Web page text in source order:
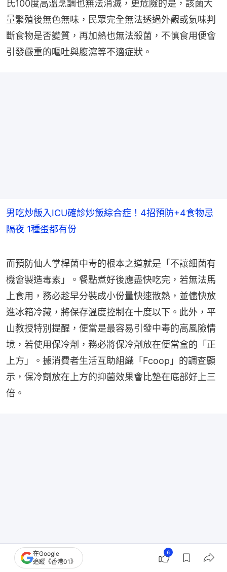
氏100度高溫烹調也無法消滅，更危險的是，該菌大
量繁殖後無色無味，民眾完全無法透過外觀或氣味判
斷食物是否變質，再加熱也無法殺菌，不慎食用便會
引發嚴重的嘔吐與腹瀉等不適症狀。
男吃炒飯入ICU確診炒飯綜合症！4招預防+4食物忌
隔夜 1種蛋都有份
而預防仙人掌桿菌中毒的根本之道就是「不讓細菌有
機會製造毒素」。餐點煮好後應盡快吃完，若無法馬
上食用，務必趁早分裝成小份量快速散熱，並儘快放
進冰箱冷藏，將保存溫度控制在十度以下。此外，平
山教授特別提醒，便當是最容易引發中毒的高風險情
境，若使用保冷劑，務必將保冷劑放在便當盒的「正
上方」。據消費者生活互助組織「Fcoop」的調查顯
示，保冷劑放在上方的抑菌效果會比墊在底部好上三
倍。
帶飯必睇！營養師提醒5種隔夜餸最易生細菌！加熱
在Google
追蹤《香港01》
6